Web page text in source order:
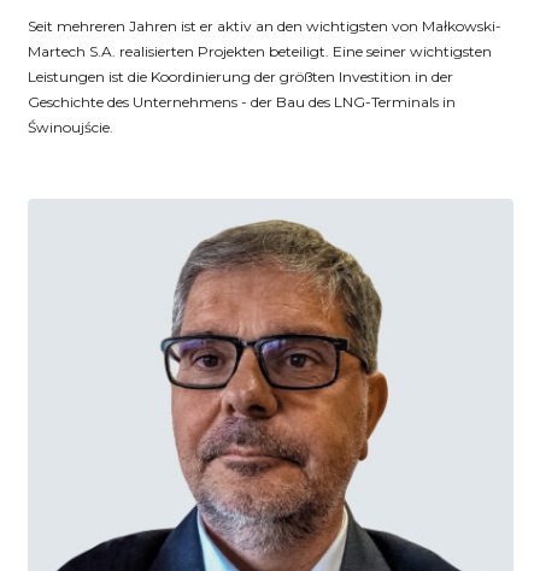
Seit mehreren Jahren ist er aktiv an den wichtigsten von Małkowski-
Martech S.A. realisierten Projekten beteiligt. Eine seiner wichtigsten
Leistungen ist die Koordinierung der größten Investition in der
Geschichte des Unternehmens - der Bau des LNG-Terminals in
Świnoujście.